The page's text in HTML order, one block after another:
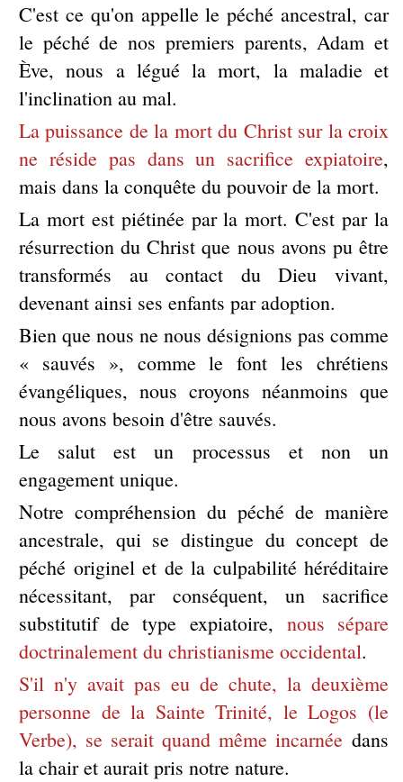
C'est ce qu'on appelle le péché ancestral, car
le péché de nos premiers parents, Adam et
Ève, nous a légué la mort, la maladie et
l'inclination au mal.
La puissance de la mort du Christ sur la croix
ne réside pas dans un sacrifice expiatoire,
mais dans la conquête du pouvoir de la mort.
La mort est piétinée par la mort. C'est par la
résurrection du Christ que nous avons pu être
transformés au contact du Dieu vivant,
devenant ainsi ses enfants par adoption.
Bien que nous ne nous désignions pas comme
« sauvés », comme le font les chrétiens
évangéliques, nous croyons néanmoins que
nous avons besoin d'être sauvés.
Le salut est un processus et non un
engagement unique.
Notre compréhension du péché de manière
ancestrale, qui se distingue du concept de
péché originel et de la culpabilité héréditaire
nécessitant, par conséquent, un sacrifice
substitutif de type expiatoire, nous sépare
doctrinalement du christianisme occidental.
S'il n'y avait pas eu de chute, la deuxième
personne de la Sainte Trinité, le Logos (le
Verbe), se serait quand même incarnée dans
la chair et aurait pris notre nature.